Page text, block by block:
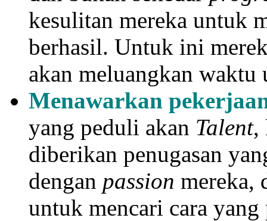
kesulitan mereka untuk
berhasil. Untuk ini
akan meluangkan
Menawarkan
yang peduli akan Talent,
diberikan penugasan
dengan passion mereka,
untuk mencari cara